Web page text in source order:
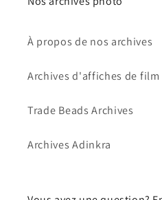
À propos de nos archives
Archives d'affiches de film
Trade Beads Archives
Archives Adinkra